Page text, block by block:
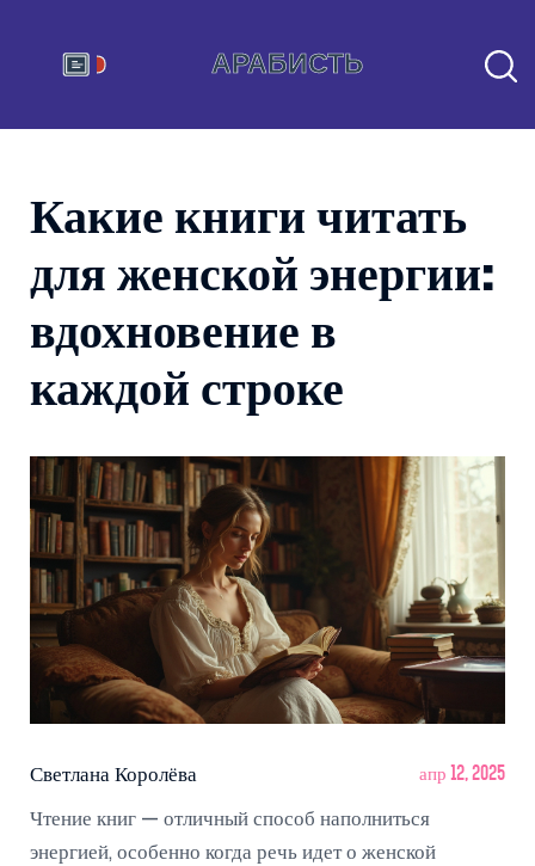
Какие книги читать
для женской энергии:
вдохновение в
каждой строке
Светлана Королёва апр 12, 2025
Чтение книг — отличный способ наполниться
энергией, особенно когда речь идет о женской